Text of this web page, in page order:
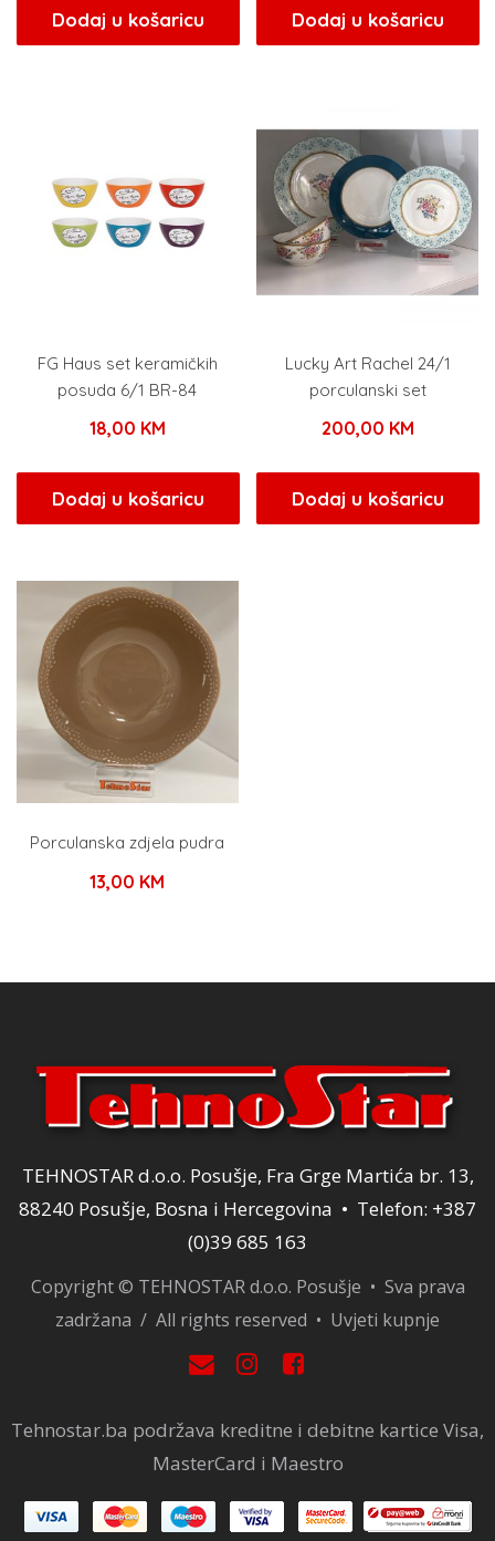
Dodaj u košaricu Dodaj u košaricu
FG Haus set keramičkih
posuda 6/1 BR-84
18,00 KM
Dodaj u košaricu
Lucky Art Rachel 24/1
porculanski set
200,00 KM
Dodaj u košaricu
Porculanska zdjela pudra
13,00 KM
TEHNOSTAR d.o.o. Posušje, Fra Grge Martića br. 13,
88240 Posušje, Bosna i Hercegovina • Telefon: +387
(0)39 685 163
Copyright © TEHNOSTAR d.o.o. Posušje • Sva prava
zadržana / All rights reserved • Uvjeti kupnje
Tehnostar.ba podržava kreditne i debitne kartice Visa,
MasterCard i Maestro